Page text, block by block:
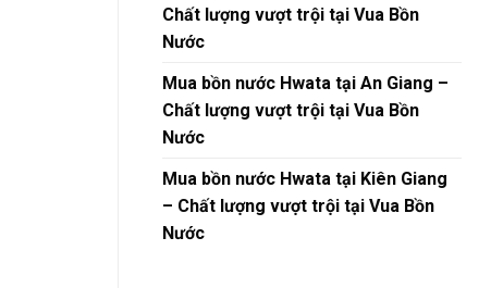
Chất lượng vượt trội tại Vua Bồn
Nước
Mua bồn nước Hwata tại An Giang –
Chất lượng vượt trội tại Vua Bồn
Nước
Mua bồn nước Hwata tại Kiên Giang
– Chất lượng vượt trội tại Vua Bồn
Nước